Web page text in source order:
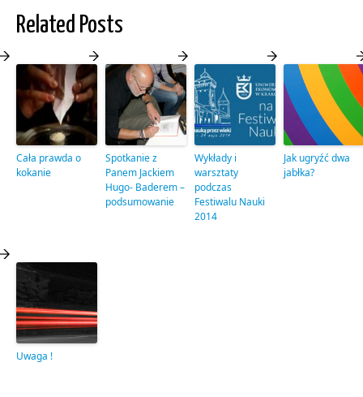
Related Posts
Cała prawda o
kokanie
Spotkanie z
Panem Jackiem
Hugo- Baderem –
podsumowanie
Wykłady i
warsztaty
podczas
Festiwalu Nauki
2014
Jak ugryźć dwa
jabłka?
Uwaga !